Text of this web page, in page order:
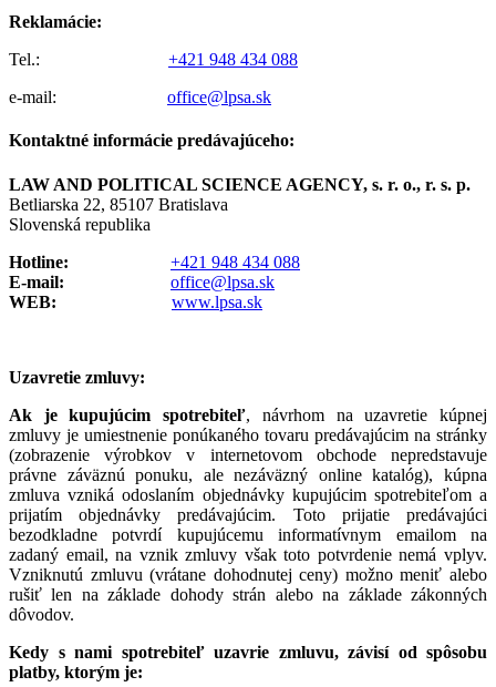
Reklamácie:
Tel.: +421 948 434 088
e-mail: office@lpsa.sk
Kontaktné informácie predávajúceho:
LAW AND POLITICAL SCIENCE AGENCY, s. r. o., r. s. p.
Betliarska 22, 85107 Bratislava
Slovenská republika
Hotline:
+421 948 434 088
E-mail:
office@lpsa.sk
WEB:
www.lpsa.sk
Uzavretie zmluvy:
Ak je kupujúcim spotrebiteľ, návrhom na uzavretie kúpnej
zmluvy je umiestnenie ponúkaného tovaru predávajúcim na stránky
(zobrazenie výrobkov v internetovom obchode nepredstavuje
právne záväznú ponuku, ale nezáväzný online katalóg), kúpna
zmluva vzniká odoslaním objednávky kupujúcim spotrebiteľom a
prijatím objednávky predávajúcim. Toto prijatie predávajúci
bezodkladne potvrdí kupujúcemu informatívnym emailom na
zadaný email, na vznik zmluvy však toto potvrdenie nemá vplyv.
Vzniknutú zmluvu (vrátane dohodnutej ceny) možno meniť alebo
rušiť len na základe dohody strán alebo na základe zákonných
dôvodov.
Kedy s nami spotrebiteľ uzavrie zmluvu, závisí od spôsobu
platby, ktorým je: